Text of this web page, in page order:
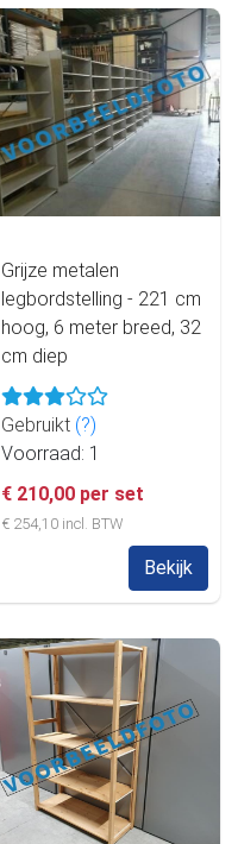
Grijze metalen
legbordstelling - 221 cm
hoog, 6 meter breed, 32
cm diep
Gebruikt (?)
Voorraad: 1
€ 210,00 per set
€ 254,10 incl. BTW
Bekijk